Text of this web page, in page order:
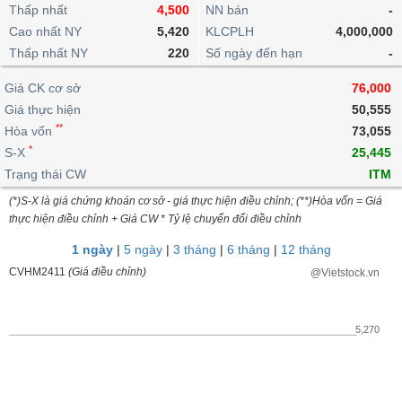
lỗ
dịch
nội
Niên
giám
Tài
liệu
cổ
Định
giá
ngoài
doanh
Top
cổ
phiếu
ngành
dịch
Chứng
quyền
quan
Thống
giao
dịch
Thống
giao
dịch
Tin
tức
Phân
tích
kỹ
thuật
trực
tuyến
Bộ
lọc
cổ
So
Vĩ
mô
lai
Chứng
quyền
Trái
phiếu
IR
Awards
tạo
Dịch
vụ
Thấp nhất
4,500
Cao nhất NY
5,420
Thấp nhất NY
220
NN bán
-
KLCPLH
4,000,000
Số ngày đến hạn
-
Giá CK cơ sở
76,000
Giá thực hiện
50,555
Hòa vốn **
73,055
S-X *
25,445
Trạng thái CW
ITM
(*)S-X là giá chứng khoán cơ sở - giá thực hiện điều chỉnh; (**)Hòa vốn = Giá
thực hiện điều chỉnh + Giá CW * Tỷ lệ chuyển đổi điều chỉnh
1 ngày| 5 ngày| 3 tháng | 6 tháng | 12 tháng
CVHM2411 (Giá điều chỉnh) @Vietstock.vn
5,270
BẤT
ĐỘNG
SẢN
TÀI
CHÍNH
HÀNG